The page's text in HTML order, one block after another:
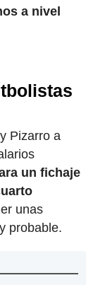
a nivel
Pizarro a
un fichaje
unas
probable.